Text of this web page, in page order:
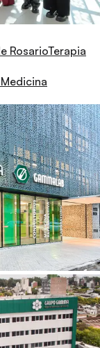
RosarioTerapia
Medicina